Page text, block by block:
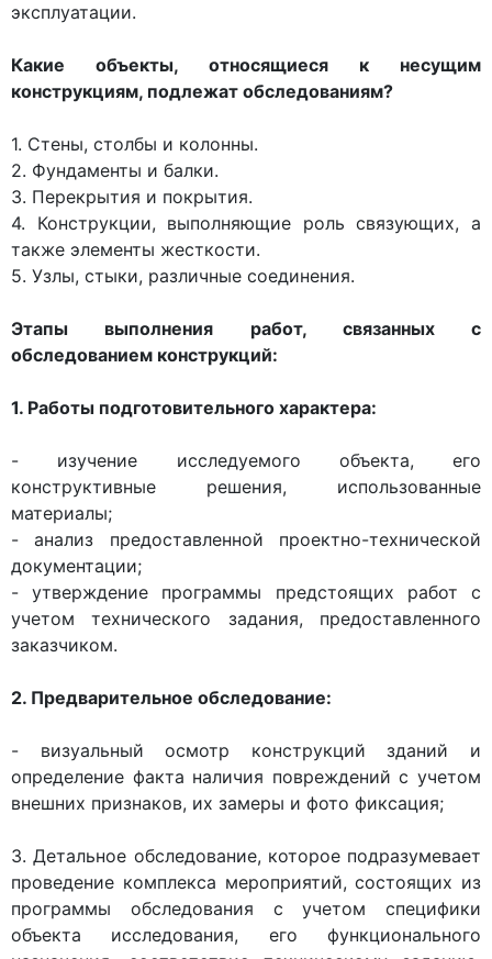
эксплуатации.
Какие объекты, относящиеся к несущим
конструкциям, подлежат обследованиям?
1. Стены, столбы и колонны.
2. Фундаменты и балки.
3. Перекрытия и покрытия.
4. Конструкции, выполняющие роль связующих, а
также элементы жесткости.
5. Узлы, стыки, различные соединения.
Этапы выполнения работ, связанных с
обследованием конструкций:
1. Работы подготовительного характера:
- изучение исследуемого объекта, его
конструктивные решения, использованные
материалы;
- анализ предоставленной проектно-технической
документации;
- утверждение программы предстоящих работ с
учетом технического задания, предоставленного
заказчиком.
2. Предварительное обследование:
- визуальный осмотр конструкций зданий и
определение факта наличия повреждений с учетом
внешних признаков, их замеры и фото фиксация;
3. Детальное обследование, которое подразумевает
проведение комплекса мероприятий, состоящих из
программы обследования с учетом специфики
объекта исследования, его функционального